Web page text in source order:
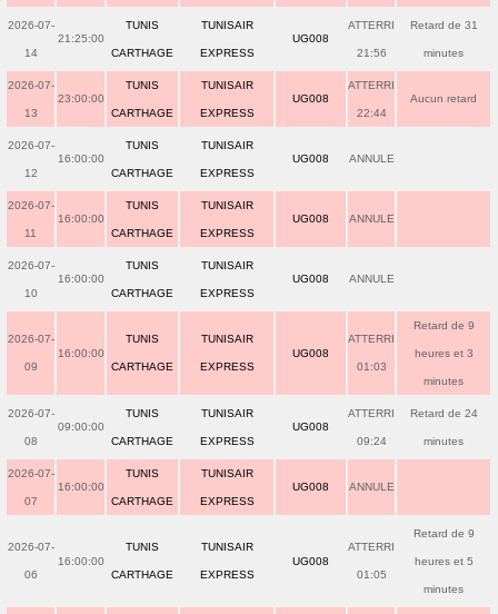
2026-07-
14
21:25:00
TUNIS
CARTHAGE
TUNISAIR
EXPRESS
UG008
ATTERRI
21:56
Retard de 31
minutes
2026-07-
13
23:00:00
TUNIS
CARTHAGE
TUNISAIR
EXPRESS
UG008
ATTERRI
22:44
Aucun retard
2026-07-
12
16:00:00
TUNIS
CARTHAGE
TUNISAIR
EXPRESS
UG008 ANNULE
2026-07-
11
16:00:00
TUNIS
CARTHAGE
TUNISAIR
EXPRESS
UG008 ANNULE
2026-07-
10
16:00:00
TUNIS
CARTHAGE
TUNISAIR
EXPRESS
UG008 ANNULE
2026-07-
09
16:00:00
TUNIS
CARTHAGE
TUNISAIR
EXPRESS
UG008
ATTERRI
01:03
Retard de 9
heures et 3
minutes
2026-07-
08
09:00:00
TUNIS
CARTHAGE
TUNISAIR
EXPRESS
UG008
ATTERRI
09:24
Retard de 24
minutes
2026-07-
07
16:00:00
TUNIS
CARTHAGE
TUNISAIR
EXPRESS
UG008 ANNULE
2026-07-
06
16:00:00
TUNIS
CARTHAGE
TUNISAIR
EXPRESS
UG008
ATTERRI
01:05
Retard de 9
heures et 5
minutes